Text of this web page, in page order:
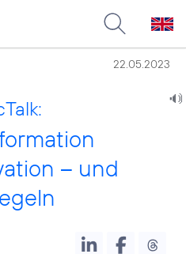
22.05.2023
– und